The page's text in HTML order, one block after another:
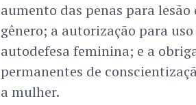
aumento das penas para
gênero; a autorização para uso
autodefesa feminina; e a
permanentes de
a mulher.